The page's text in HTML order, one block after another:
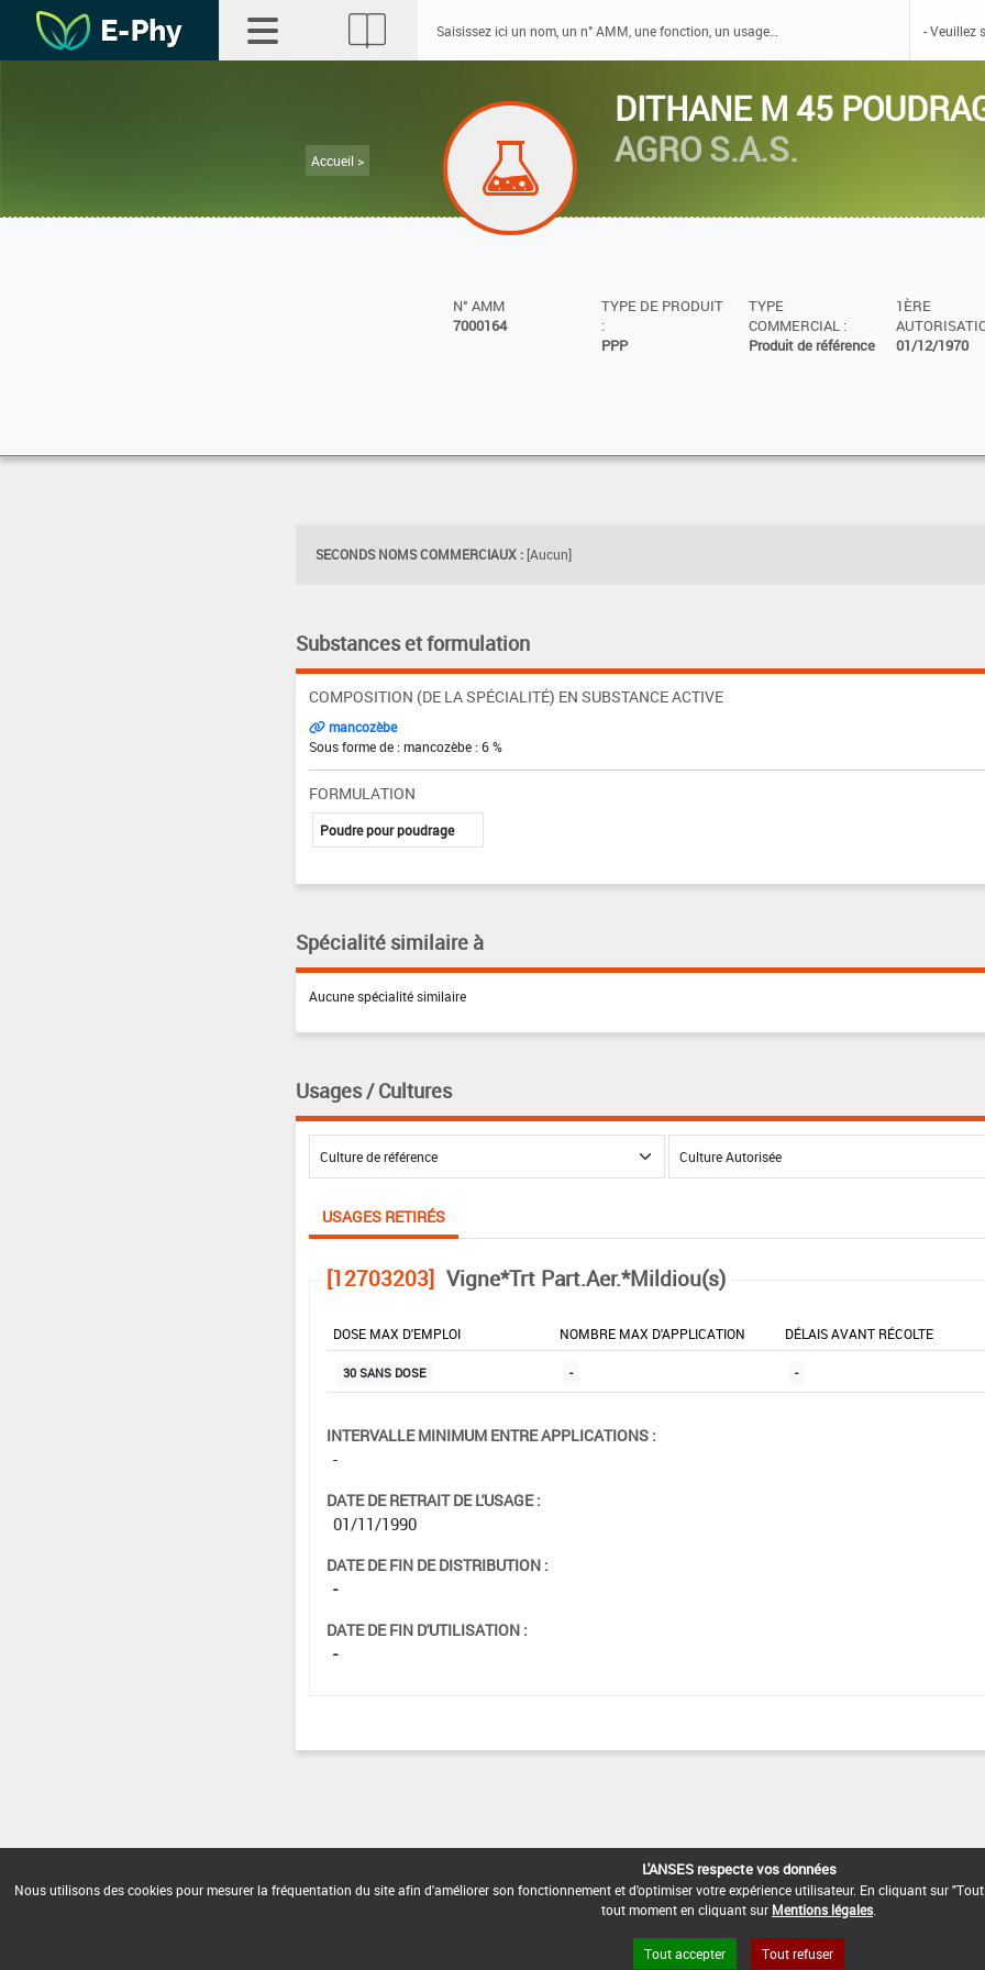
Accueil >
DITHANE M 45
AGRO S.A.S.
N° AMM
7000164
TYPE DE PRODUIT
:
PPP
TYPE
COMMERCIAL :
Produit de référence
1ÈRE
01/12/1970
SECONDS NOMS COMMERCIAUX : [Aucun]
Substances et formulation
COMPOSITION (DE LA SPÉCIALITÉ) EN SUBSTANCE ACTIVE
mancozèbe
Sous forme de : mancozèbe : 6 %
FORMULATION
Poudre pour poudrage
Spécialité similaire à
Aucune spécialité similaire
Usages / Cultures
USAGES RETIRÉS
[12703203] Vigne*Trt Part.Aer.*Mildiou(s)
DOSE MAX D'EMPLOI NOMBRE MAX D'APPLICATION DÉLAIS AVANT RÉCOLTE
30 SANS DOSE - -
INTERVALLE MINIMUM ENTRE APPLICATIONS :
-
DATE DE RETRAIT DE L'USAGE :
01/11/1990
DATE DE FIN DE DISTRIBUTION :
-
DATE DE FIN D'UTILISATION :
-
Version du produit : v 2.0
L'ANSES respecte vos données
Nous utilisons des cookies pour mesurer la fréquentation du site afin d'améliorer son fonctionnement et d'optimiser votre expérience utilisateur. En cliquant sur
tout moment en cliquant sur Mentions légales
Tout accepter Tout refuser